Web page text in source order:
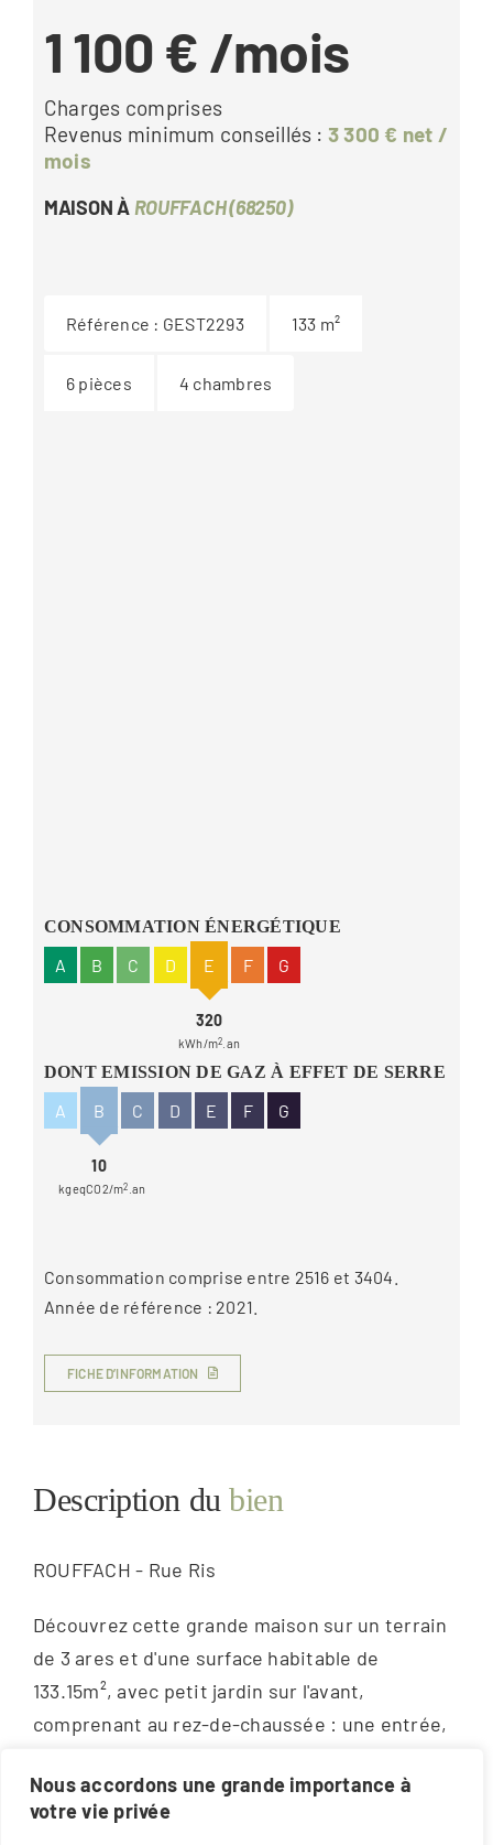
Nous accordons une grande importance à
votre vie privée
1 100 € /mois
Charges comprises
Revenus minimum conseillés : 3 300 € net /
mois
MAISON À ROUFFACH (68250)
Référence : GEST2293 133 m²
6 pièces 4 chambres
CONSOMMATION ÉNERGÉTIQUE
A B C D E
320
kWh/m2 .an
F G
DONT EMISSION DE GAZ À EFFET DE SERRE
A B
10
kgeqCO2/m2 .an
C D E F G
Consommation comprise entre 2516 et 3404.
Année de référence : 2021.
FICHE D’INFORMATION
Description dubien
ROUFFACH - Rue Ris
Découvrez cette grande maison sur un terrain
de 3 ares et d'une surface habitable de
133.15m², avec petit jardin sur l'avant,
comprenant au rez-de-chaussée : une entrée,
manger, une chambre, une salle de bains avec
douche et baignoire et un WC séparé.